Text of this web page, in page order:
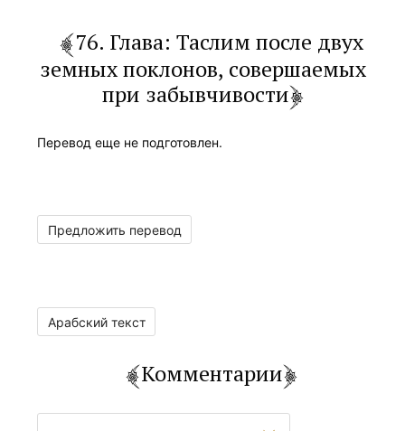
76. Глава: Таслим после двух
земных поклонов, совершаемых
при забывчивости
Перевод еще не подготовлен.
Предложить перевод
Арабский текст
Комментарии